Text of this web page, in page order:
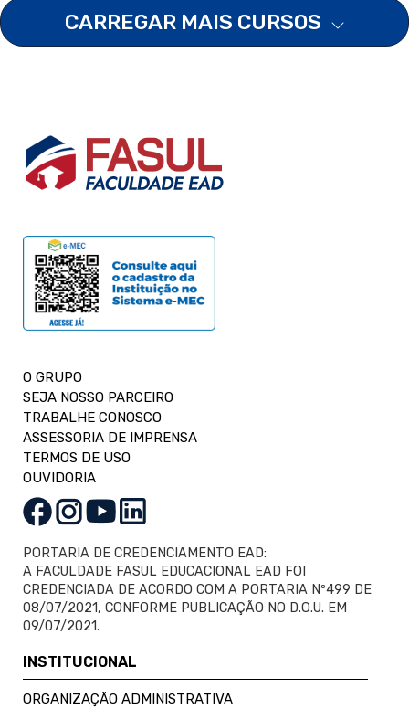
CARREGAR MAIS CURSOS
O GRUPO
SEJA NOSSO PARCEIRO
TRABALHE CONOSCO
ASSESSORIA DE IMPRENSA
TERMOS DE USO
OUVIDORIA
PORTARIA DE CREDENCIAMENTO EAD:
A FACULDADE FASUL EDUCACIONAL EAD FOI
CREDENCIADA DE ACORDO COM A PORTARIA Nº499 DE
08/07/2021, CONFORME PUBLICAÇÃO NO D.O.U. EM
09/07/2021.
INSTITUCIONAL
ORGANIZAÇÃO ADMINISTRATIVA